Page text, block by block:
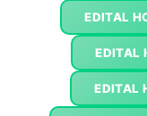
EDITAL
EDITAL
EDITAL